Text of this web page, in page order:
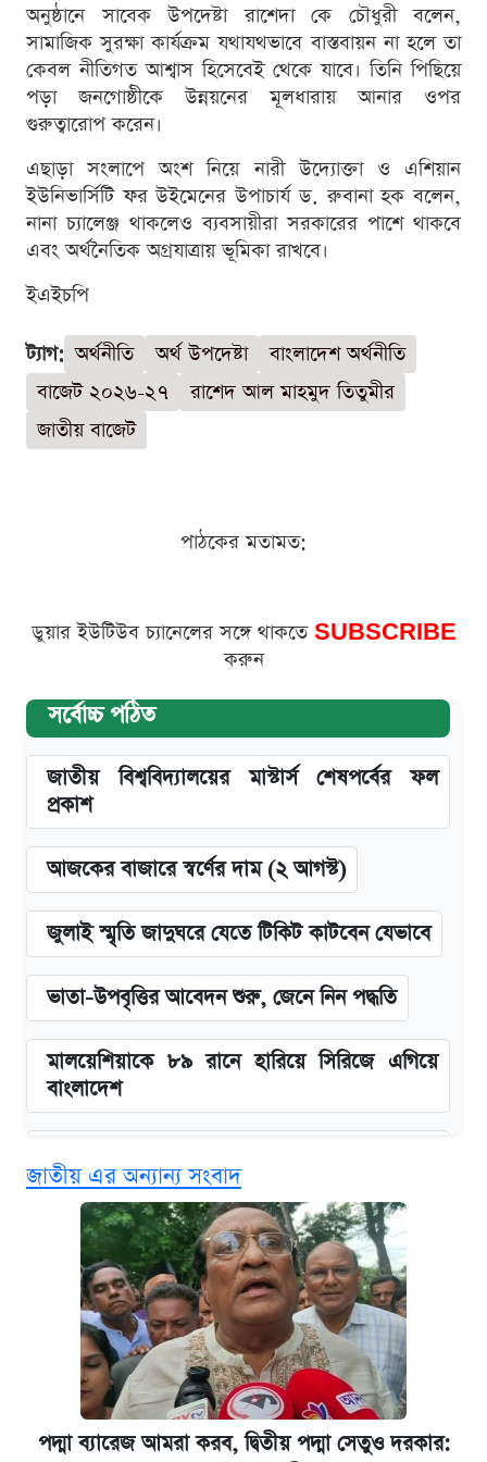
অনুষ্ঠানে সাবেক উপদেষ্টা রাশেদা কে চৌধুরী বলেন,
সামাজিক সুরক্ষা কার্যক্রম যথাযথভাবে বাস্তবায়ন না হলে তা
কেবল নীতিগত আশ্বাস হিসেবেই থেকে যাবে। তিনি পিছিয়ে
পড়া জনগোষ্ঠীকে উন্নয়নের মূলধারায় আনার ওপর
গুরুত্বারোপ করেন।
এছাড়া সংলাপে অংশ নিয়ে নারী উদ্যোক্তা ও এশিয়ান
ইউনিভার্সিটি ফর উইমেনের উপাচার্য ড. রুবানা হক বলেন,
নানা চ্যালেঞ্জ থাকলেও ব্যবসায়ীরা সরকারের পাশে থাকবে
এবং অর্থনৈতিক অগ্রযাত্রায় ভূমিকা রাখবে।
ইএইচপি
ট্যাগ: অর্থনীতি অর্থ উপদেষ্টা
বাংলাদেশ অর্থনীতি
বাজেট ২০২৬-২৭
রাশেদ আল মাহমুদ তিতুমীর
জাতীয় বাজেট
পাঠকের মতামত:
ডুয়ার ইউটিউব চ্যানেলের সঙ্গে থাকতে SUBSCRIBE
করুন
সর্বোচ্চ পঠিত
জাতীয় বিশ্ববিদ্যালয়ের মাস্টার্স শেষপর্বের ফল
প্রকাশ
আজকের বাজারে স্বর্ণের দাম (২ আগস্ট)
জুলাই স্মৃতি জাদুঘরে যেতে টিকিট কাটবেন যেভাবে
ভাতা-উপবৃত্তির আবেদন শুরু, জেনে নিন পদ্ধতি
মালয়েশিয়াকে ৮৯ রানে হারিয়ে সিরিজে এগিয়ে
বাংলাদেশ
খান
এক ক্লিকে জেনে নিন আইফোন ১৮ প্রো ম্যাক্সের
দাম ও ফিচার
কবে শুরু হচ্ছে ঢাবির ভর্তি আবেদন, জানাল কর্তৃপক্ষ
নবম জাতীয় পে-স্কেল নিয়ে সর্বশেষ যা জানা গেল
জাতীয় এর অন্যান্য সংবাদ
পদ্মা ব্যারেজ আমরা করব, দ্বিতীয় পদ্মা সেতুও দরকার: